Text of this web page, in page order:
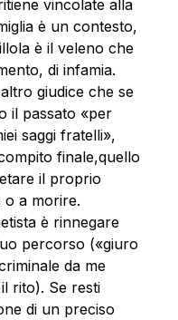
vincolate alla
è un contesto,
è il veleno che
di infamia.
giudice che se
il passato «per
saggi fratelli»,
finale,quello
il proprio
o a morire.
è rinnegare
percorso («giuro
da me
rito). Se resti
di un preciso